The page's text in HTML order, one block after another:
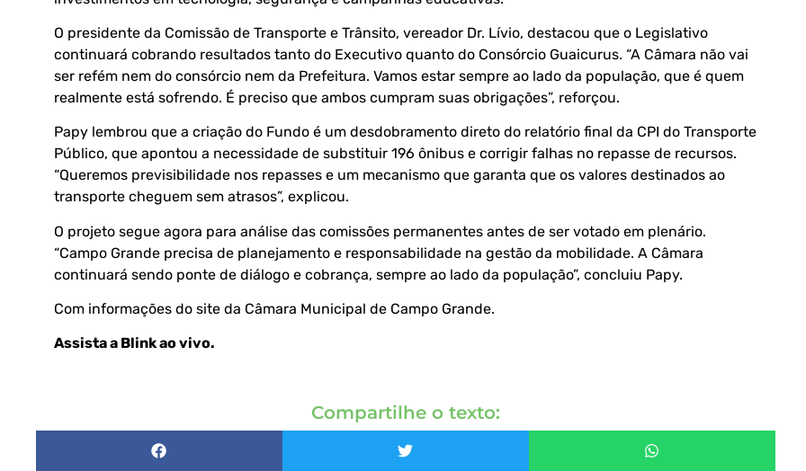
O presidente da Comissão de Transporte e Trânsito, vereador Dr. Lívio, destacou que o Legislativo
continuará cobrando resultados tanto do Executivo quanto do Consórcio Guaicurus. “A Câmara não vai
ser refém nem do consórcio nem da Prefeitura. Vamos estar sempre ao lado da população, que é quem
realmente está sofrendo. É preciso que ambos cumpram suas obrigações”, reforçou.
Papy lembrou que a criação do Fundo é um desdobramento direto do relatório final da CPI do Transporte
Público, que apontou a necessidade de substituir 196 ônibus e corrigir falhas no repasse de recursos.
“Queremos previsibilidade nos repasses e um mecanismo que garanta que os valores destinados ao
transporte cheguem sem atrasos”, explicou.
O projeto segue agora para análise das comissões permanentes antes de ser votado em plenário.
“Campo Grande precisa de planejamento e responsabilidade na gestão da mobilidade. A Câmara
continuará sendo ponte de diálogo e cobrança, sempre ao lado da população”, concluiu Papy.
Com informações do site da Câmara Municipal de Campo Grande.
Assista a Blink ao vivo.
Compartilhe o texto: